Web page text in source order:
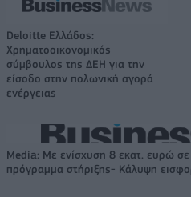
Deloitte Ελλάδος:
Χρηματοοικονομικός
σύμβουλος της ΔΕΗ για την
είσοδο στην πολωνική αγορά
ενέργειας
Media: Με ενίσχυση 8 εκατ. ευρώ σε
πρόγραμμα στήριξης- Κάλυψη